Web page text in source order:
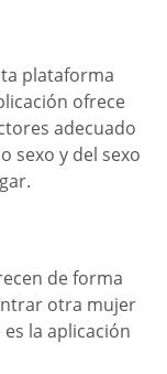
plataforma
ofrece
adecuado
sexo y del sexo
de forma
otra mujer
la aplicación